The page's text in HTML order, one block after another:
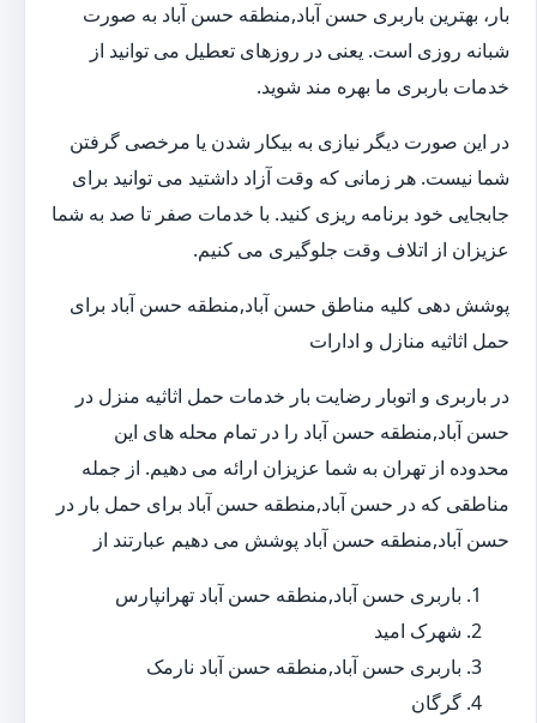
بار، بهترین باربری حسن آباد,منطقه حسن آباد به صورت
شبانه روزی است. یعنی در روزهای تعطیل می توانید از
خدمات باربری ما بهره مند شوید.
در این صورت دیگر نیازی به بیکار شدن یا مرخصی گرفتن
شما نیست. هر زمانی که وقت آزاد داشتید می توانید برای
جابجایی خود برنامه ریزی کنید. با خدمات صفر تا صد به شما
عزیزان از اتلاف وقت جلوگیری می کنیم.
پوشش دهی کلیه مناطق حسن آباد,منطقه حسن آباد برای
حمل اثاثیه منازل و ادارات
در باربری و اتوبار رضایت بار خدمات حمل اثاثیه منزل در
حسن آباد,منطقه حسن آباد را در تمام محله های این
محدوده از تهران به شما عزیزان ارائه می دهیم. از جمله
مناطقی که در حسن آباد,منطقه حسن آباد برای حمل بار در
حسن آباد,منطقه حسن آباد پوشش می دهیم عبارتند از
باربری حسن آباد,منطقه حسن آباد تهرانپارس
شهرک امید
باربری حسن آباد,منطقه حسن آباد نارمک
گرگان